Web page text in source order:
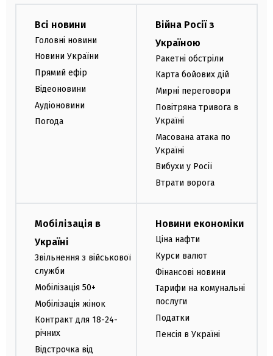
Всі новини
Головні новини
Новини України
Прямий ефір
Відеоновини
Аудіоновини
Погода
Війна Росії з
Україною
Ракетні обстріли
Карта бойових дій
Мирні переговори
Повітряна тривога в
Україні
Масована атака по
Україні
Вибухи у Росії
Втрати ворога
Мобілізація в
Україні
Звільнення з військової
служби
Мобілізація 50+
Мобілізація жінок
Контракт для 18-24-
річних
Відстрочка від
Новини економіки
Ціна нафти
Курси валют
Фінансові новини
Тарифи на комунальні
послуги
Податки
Пенсія в Україні